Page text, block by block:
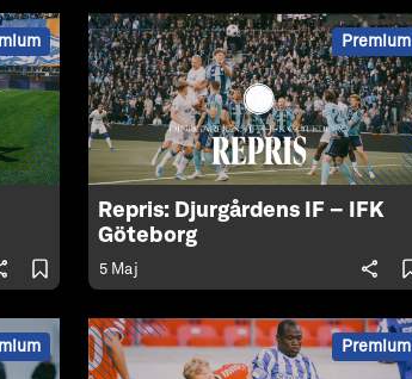
Premium
Repris: Djurgårdens IF – IFK
Göteborg
5 Maj
Premium